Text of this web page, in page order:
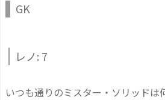
GK
レノ: 7
いつも通りのミスター・ソリッドは